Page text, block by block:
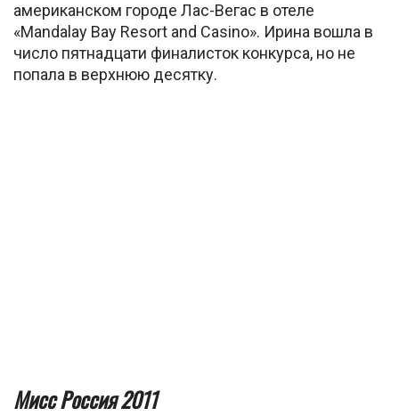
американском городе Лас-Вегас в отеле
«Mandalay Bay Resort and Casino». Ирина вошла в
число пятнадцати финалисток конкурса, но не
попала в верхнюю десятку.
Мисс Россия 2011